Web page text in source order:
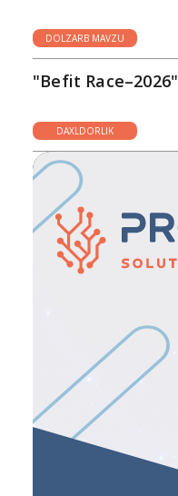
DOLZARB MAVZU
"Befit Race–2026"
DAXLDORLIK